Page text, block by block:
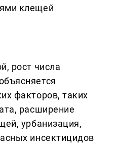
клещей
рост числа
факторов, таких
расширение
урбанизация,
инсектицидов